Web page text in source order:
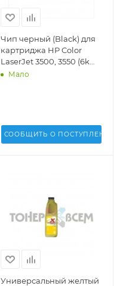
Чип черный (Black) для
картриджа HP Color
LaserJet 3500, 3550 (6k
стр.)(DV Inc.) -
Мало
СООБЩИТЬ О ПОСТУПЛЕНИИ
Универсальный желтый